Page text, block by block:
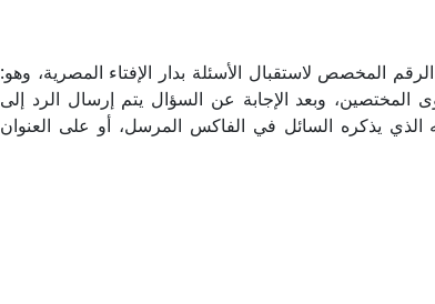
المخصص لاستقبال الأسئلة بدار الإفتاء المصرية، وهو:
وبعد الإجابة عن السؤال يتم إرسال الرد إلى
يذكره السائل في الفاكس المرسل، أو على العنوان